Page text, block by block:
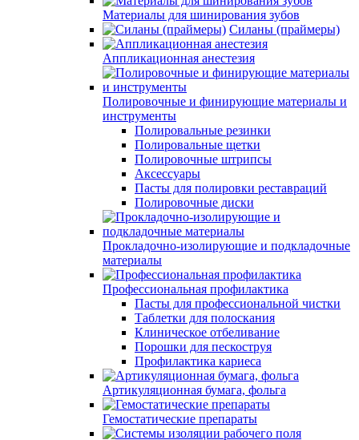
Материалы для шинирования зубов
Силаны (праймеры)
Аппликационная анестезия
Полировочные и финирующие материалы и
инструменты
Полировальные резинки
Полировальные щетки
Полировочные штрипсы
Аксессуары
Пасты для полировки реставраций
Полировочные диски
Прокладочно-изолирующие и подкладочные
материалы
Профессиональная профилактика
Пасты для профессиональной чистки
Таблетки для полоскания
Клиническое отбеливание
Порошки для пескоструя
Профилактика кариеса
Артикуляционная бумага, фольга
Гемостатические препараты